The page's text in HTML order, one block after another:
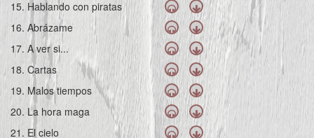
15. Hablando con piratas
16. Abrázame
17. A ver si...
18. Cartas
19. Malos tiempos
20. La hora maga
21. El cielo